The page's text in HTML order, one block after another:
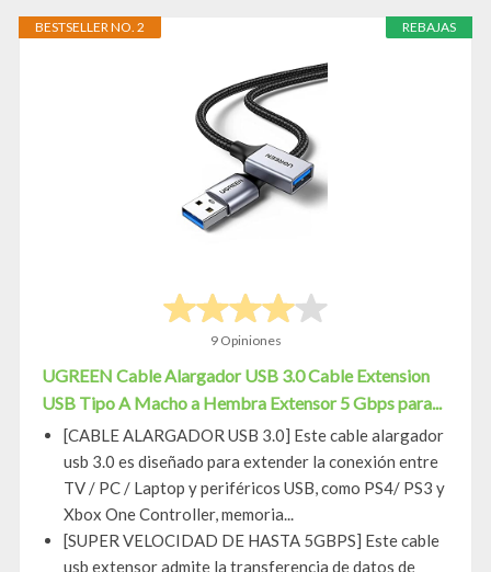
REBAJAS
BESTSELLER NO. 2
9 Opiniones
UGREEN Cable Alargador USB 3.0 Cable Extension
USB Tipo A Macho a Hembra Extensor 5 Gbps para...
[CABLE ALARGADOR USB 3.0] Este cable alargador
usb 3.0 es diseñado para extender la conexión entre
TV / PC / Laptop y periféricos USB, como PS4/ PS3 y
Xbox One Controller, memoria...
[SUPER VELOCIDAD DE HASTA 5GBPS] Este cable
usb extensor admite la transferencia de datos de